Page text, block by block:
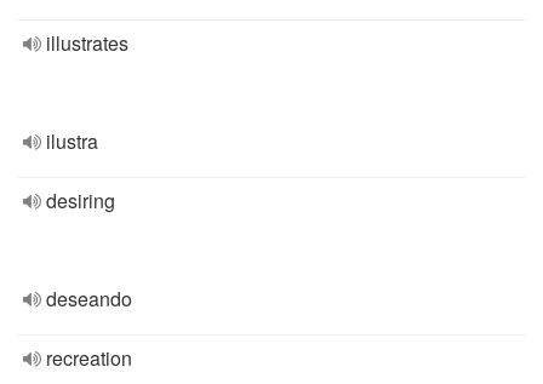
illustrates
ilustra
desiring
deseando
recreation